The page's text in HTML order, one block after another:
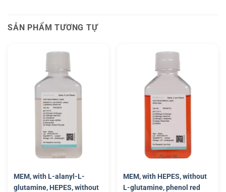
SẢN PHẨM TƯƠNG TỰ
MEM, with L-alanyl-L-
glutamine, HEPES, without
MEM, with HEPES, without
L-glutamine, phenol red